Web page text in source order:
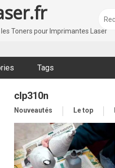
Toners pour Imprimantes Laser
Tags
clp310n
Nouveautés Le top